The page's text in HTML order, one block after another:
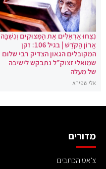
נִצְּחוּ אֶרְאֶלִּים אֶת הַמְּצוּקִים וְנִשְׁבָּה
אֲרוֹן הַקֹּדֶשׁ | בגיל 106: זקן
המקובלים הגאון הצדיק רבי שלום
שמואלי זצוק”ל נתבקש לישיבה
של מעלה
אלי שפירא
מדורים
צ'אט הכתבים